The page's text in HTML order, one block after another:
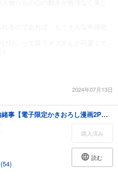
2024年07月13日
会社員 藍原想の内緒事【電子限定かきおろし漫画2P付】＜デジタル版＞
(54)
購入済み
読む